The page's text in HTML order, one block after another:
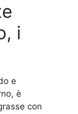
i
e
è
con